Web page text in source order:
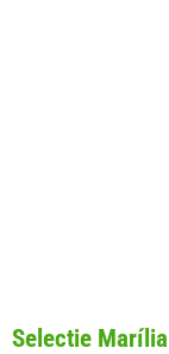
Selectie Marília